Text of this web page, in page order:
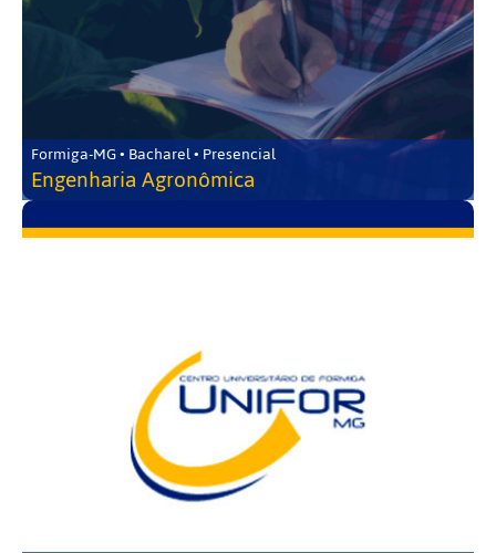
Formiga-MG • Bacharel • Presencial
Engenharia Agronômica